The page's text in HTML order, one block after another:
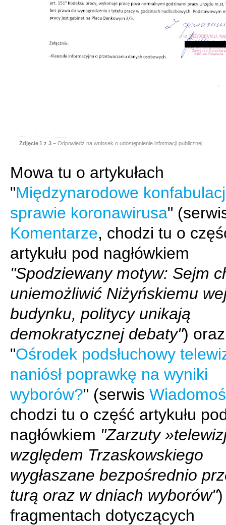
Zdjęcie1 z 3– Odpowiedź na wniosek o udostępnienie informacji publicznej
Mowa tu o artykułach
"Międzynarodowe
sprawie koronawirusa"
Komentarze, chodzi tu o
artykułu pod nagłówkiem
"Spodziewany motyw: Sejm
uniemożliwić Niżyńskiemu
budynku, politycy unikają
demokratycznej debaty") oraz
"Ośrodek podsłuchowy
naniósł poprawkę na wyniki
wyborów?" (serwis
chodzi tu o część artykułu
nagłówkiem "Zarzuty
względem Trzaskowskiego
wygłaszane bezpośrednio
turą oraz w dniach wyborów"
fragmentach dotyczących